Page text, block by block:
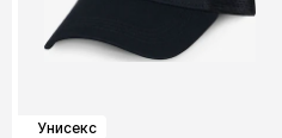
Унисекс